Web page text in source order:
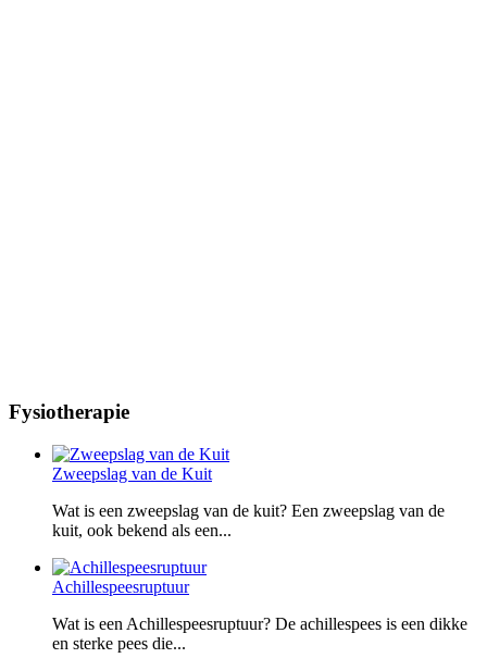
Fysiotherapie
Zweepslag van de Kuit
Wat is een zweepslag van de kuit? Een zweepslag van de
kuit, ook bekend als een...
Achillespeesruptuur
Wat is een Achillespeesruptuur? De achillespees is een dikke
en sterke pees die...